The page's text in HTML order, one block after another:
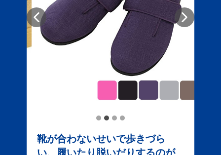
靴が合わないせいで歩きづら
い、履いたり脱いだりするのが